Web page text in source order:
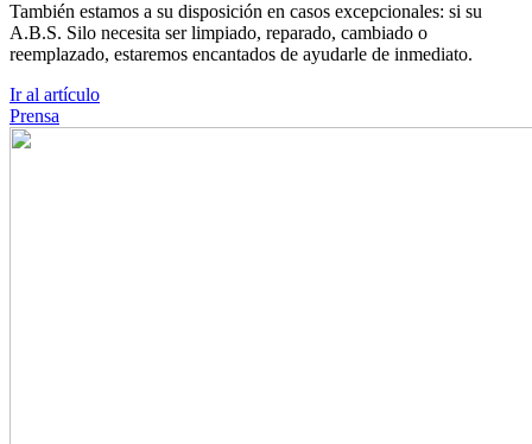
También estamos a su disposición en casos excepcionales: si su
A.B.S. Silo necesita ser limpiado, reparado, cambiado o
reemplazado, estaremos encantados de ayudarle de inmediato.
Ir al artículo
Prensa